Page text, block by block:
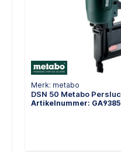
Merk: metabo
DSN 50 Metabo
Artikelnummer: